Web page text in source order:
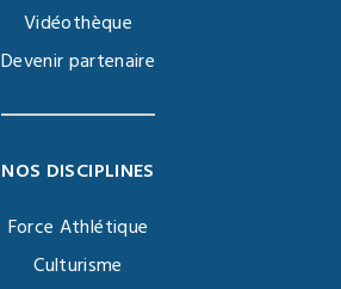
Vidéothèque
Devenir partenaire
NOS DISCIPLINES
Force Athlétique
Culturisme